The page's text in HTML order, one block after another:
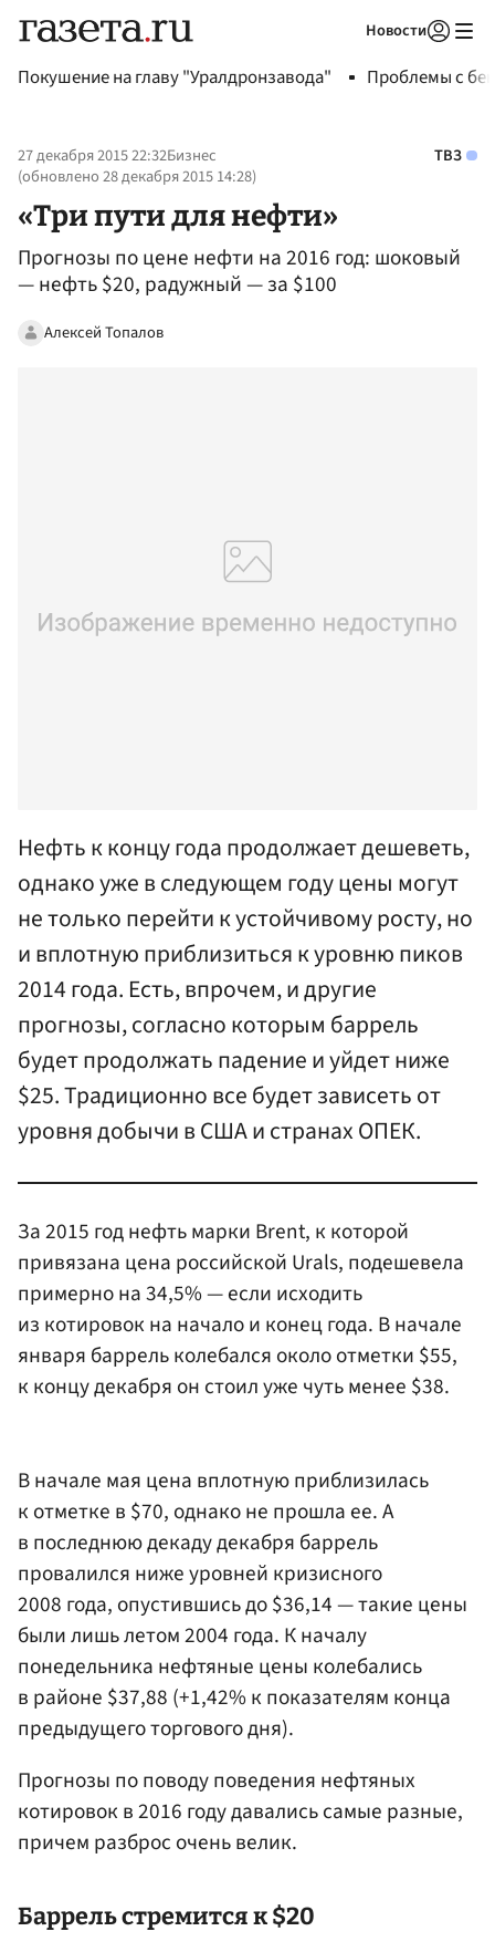
Новости
Покушение на главу "Уралдронзавода" Проблемы с
27 декабря 2015 22:32Бизнес
ТВЗ
(обновлено28 декабря 2015 14:28)
«Три пути для нефти»
Прогнозы по цене нефти на 2016 год: шоковый
— нефть $20, радужный — за $100
Алексей Топалов
Нефть к концу года продолжает дешеветь,
однако уже в следующем году цены могут
не только перейти к устойчивому росту, но
и вплотную приблизиться к уровню пиков
2014 года. Есть, впрочем, и другие
прогнозы, согласно которым баррель
будет продолжать падение и уйдет ниже
$25. Традиционно все будет зависеть от
уровня добычи в США и странах ОПЕК.
За 2015 год нефть марки Brent, к которой
привязана цена российской Urals, подешевела
примерно на 34,5% — если исходить
из котировок на начало и конец года. В начале
января баррель колебался около отметки $55,
к концу декабря он стоил уже чуть менее $38.
В начале мая цена вплотную приблизилась
к отметке в $70, однако не прошла ее. А
в последнюю декаду декабря баррель
провалился ниже уровней кризисного
2008 года, опустившись до $36,14 — такие цены
были лишь летом 2004 года. К началу
понедельника нефтяные цены колебались
в районе $37,88 (+1,42% к показателям конца
предыдущего торгового дня).
Прогнозы по поводу поведения нефтяных
котировок в 2016 году давались самые разные,
причем разброс очень велик.
Баррель стремится к $20